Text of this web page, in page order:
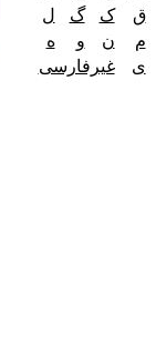
ق
ک گ
ل
م
ن و
ه
ی
غیرفارسی